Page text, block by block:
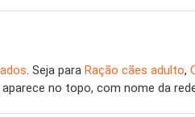
. Seja para Ração cães adulto,
no topo, com nome da